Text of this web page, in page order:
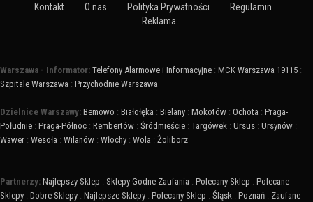
Kontakt O nas Polityka Prywatności
Regulamin
Reklama
Warszawa - Informator: Telefony Alarmowe i Informacyjne : MCK Warszawa 19115 :
Szpitale Warszawa : Przychodnie Warszawa
Dzielnice Warszawy: Bemowo : Białołęka : Bielany : Mokotów : Ochota : Praga-
Południe : Praga-Północ : Rembertów : Śródmieście : Targówek : Ursus : Ursynów :
Wawer : Wesoła : Wilanów : Włochy : Wola : Żoliborz
Partnerzy: Najlepszy Sklep : Sklepy Godne Zaufania : Polecany Sklep : Polecane
Sklepy : Dobre Sklepy : Najlepsze Sklepy : Polecany Sklep : Śląsk : Poznań : Zaufane